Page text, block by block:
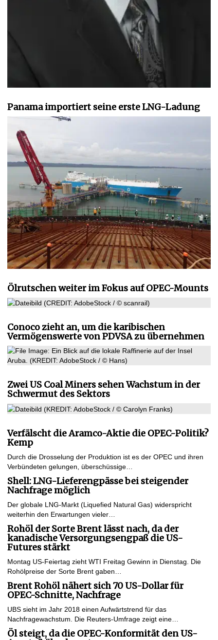
Panama importiert seine erste LNG-Ladung
Ölrutschen weiter im Fokus auf OPEC-Mounts
Conoco zieht an, um die karibischen
Vermögenswerte von PDVSA zu übernehmen
Zwei US Coal Miners sehen Wachstum in der
Schwermut des Sektors
Verfälscht die Aramco-Aktie die OPEC-Politik?
Kemp
Durch die Drosselung der Produktion ist es der OPEC und ihren
Verbündeten gelungen, überschüssige…
Shell: LNG-Lieferengpässe bei steigender
Nachfrage möglich
Der globale LNG-Markt (Liquefied Natural Gas) widerspricht
weiterhin den Erwartungen vieler…
Rohöl der Sorte Brent lässt nach, da der
kanadische Versorgungsengpaß die US-
Futures stärkt
Montag US-Feiertag zieht WTI Freitag Gewinn in Dienstag. Die
Rohölpreise der Sorte Brent gaben…
Brent Rohöl nähert sich 70 US-Dollar für
OPEC-Schnitte, Nachfrage
UBS sieht im Jahr 2018 einen Aufwärtstrend für das
Nachfragewachstum. Die Reuters-Umfrage zeigt eine…
Öl steigt, da die OPEC-Konformität den US-